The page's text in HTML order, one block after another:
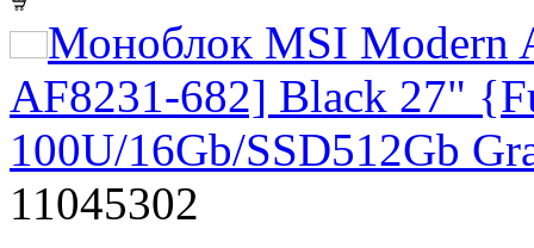
Моноблок MSI Modern
AF8231-682] Black 27"
100U/16Gb/SSD512Gb
11045302